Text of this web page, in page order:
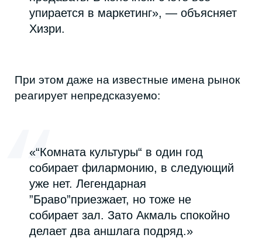
С авторской музыкой всё наоборот:
приносит больше, чем сольный концерт, и
это многое объясняет в выборе молодых
небольшой аудитории.
При этом граница между свадебной и
независимой сценой может быть не такой
очевидной. Пример — группа Niceman.
Коллектив выступает на свадьбах и
корпоративах, играет каверы, рок и